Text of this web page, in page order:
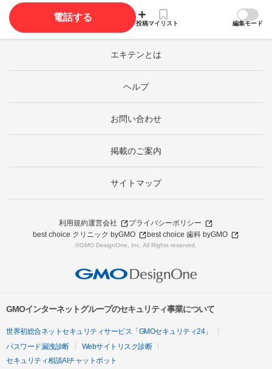
電話する
投稿マイリスト 編集モード
エキテンとは
ヘルプ
お問い合わせ
掲載のご案内
サイトマップ
利用規約運営会社
プライバシーポリシー
best choice クリニック byGMO
best choice 歯科 byGMO
©GMO DesignOne, Inc. All Rights reserved.
GMOインターネットグループのセキュリティ事業について
世界初総合ネットセキュリティサービス「GMOセキュリティ24」
パスワード漏洩診断
Webサイトリスク診断
セキュリティ相談AIチャットボット